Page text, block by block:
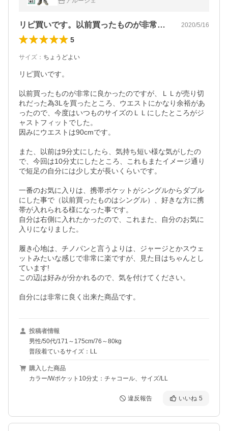
ル 爆買
リピ買いです。以前買ったものが非常に良… 2020/5/16
5
サイズ ： ちょうどよい
リピ買いです。
以前買ったものが非常に良かったのですが、ＬＬが売り切
れだった為3Lを買ったところ、ウエストにかなり余裕があ
ったので、今度はいつものサイズのＬＬにしたところがジ
ャストフィットでした。
因みにウエストは90cmです。
また、以前は9分丈にしたら、気持ち短い様な気がしたの
で、今回は10分丈にしたところ、これもまたイメージ通り
で短足の自分には少し丈が長いくらいです。
一番のお気に入りは、携帯ポケットがシングルからダブル
にした事で（以前買ったものはシングル）、好きな方に携
帯が入れられる様になった事です。
自分は右側に入れたかったので、これまた、自分のお気に
入りになりました。
履き心地は、チノパンと言うよりは、ジャージとかスウェ
ットみたいな感じで非常に楽ですが、見た目はちゃんとし
ています!
この辺は好みが分かれるので、気を付けてください。
自分には非常に良く出来た商品です。
投稿者情報
男性/50代/171～175cm/76～80kg
普段着ているサイズ：LL
購入した商品
カラー/Wポケット10分丈：チャコール、サイズ/LL
違反報告 いいね 5